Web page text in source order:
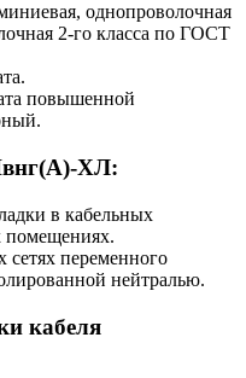
однопроволочная
2-го класса по ГОСТ
повышенной
ХЛ:
в кабельных
помещениях.
сетях переменного
нейтралью.
кабеля